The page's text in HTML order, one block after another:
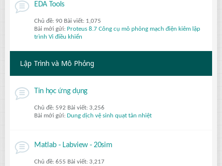
EDA Tools
Chủ đề: 90 Bài viết: 1,075
Bài mới gửi: Proteus 8.7 Công cụ mô phỏng mạch điện kiêm lập
trình Vi điều khiển
Lập Trình và Mô Phỏng
Tin học ứng dụng
Chủ đề: 592 Bài viết: 3,256
Bài mới gửi: Dung dịch vệ sinh quạt tản nhiệt
Matlab - Labview - 20sim
Chủ đề: 655 Bài viết: 3,217